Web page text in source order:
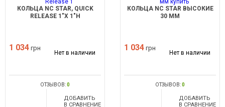
КОЛЬЦА NC STAR, QUICK
RELEASE 1"Х 1"H
1 034 грн
Нет в наличии
ОТЗЫВОВ:0
ДОБАВИТЬ
В СРАВНЕНИЕ
КОЛЬЦА NC STAR ВЫСОКИЕ
30 ММ
1 034 грн
Нет в наличии
ОТЗЫВОВ:0
ДОБАВИТЬ
В СРАВНЕНИЕ